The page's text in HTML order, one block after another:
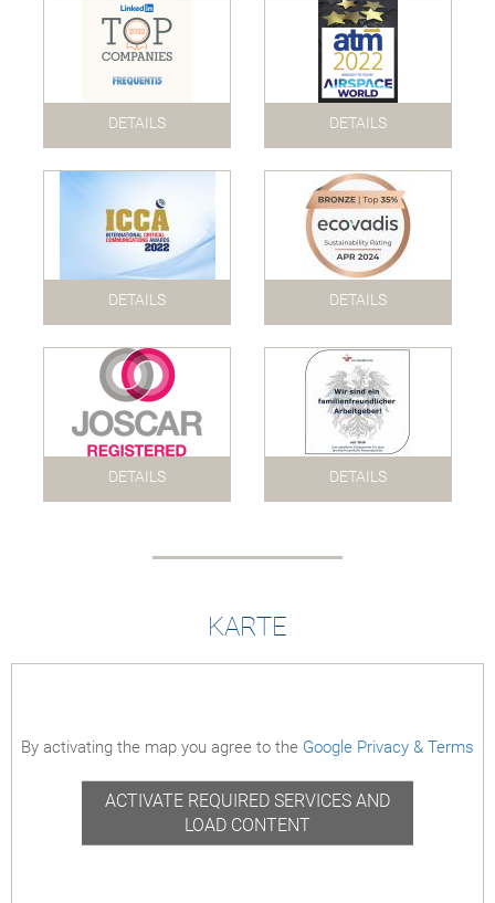
DETAILS DETAILS
DETAILS DETAILS
DETAILS DETAILS
KARTE
By activating the map you agree to the Google Privacy & Terms
ACTIVATE REQUIRED SERVICES AND
LOAD CONTENT